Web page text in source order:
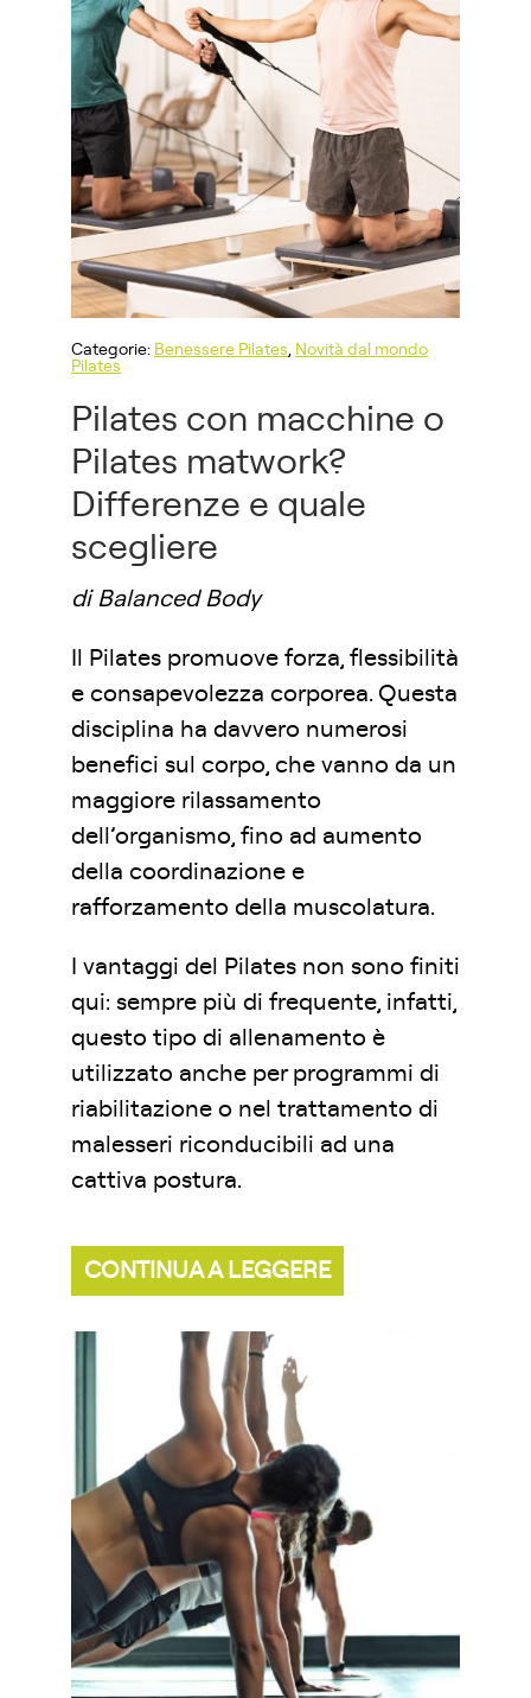
Categorie: Benessere Pilates, Novità dal mondo
Pilates
Pilates con macchine o
Pilates matwork?
Differenze e quale
scegliere
di Balanced Body
Il Pilates promuove forza, flessibilità
e consapevolezza corporea. Questa
disciplina ha davvero numerosi
benefici sul corpo, che vanno da un
maggiore rilassamento
dell’organismo, fino ad aumento
della coordinazione e
rafforzamento della muscolatura.
I vantaggi del Pilates non sono finiti
qui: sempre più di frequente, infatti,
questo tipo di allenamento è
utilizzato anche per programmi di
riabilitazione o nel trattamento di
malesseri riconducibili ad una
cattiva postura.
CONTINUA A LEGGERE